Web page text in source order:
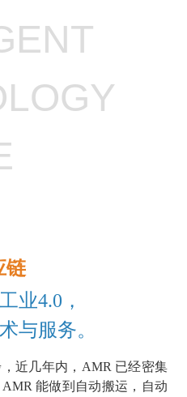
链
业4.0，
与服务。
近几年内，AMR 已经密集
能做到自动搬运，自动